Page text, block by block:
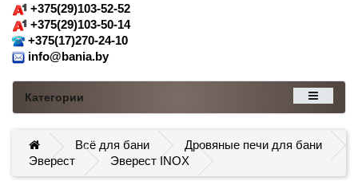
+375(29)103-52-52
+375(29)103-50-14
+375(17)270-24-10
info@bania.by
Категории
Всё для бани
Дровяные печи для бани
Эверест
Эверест INOX